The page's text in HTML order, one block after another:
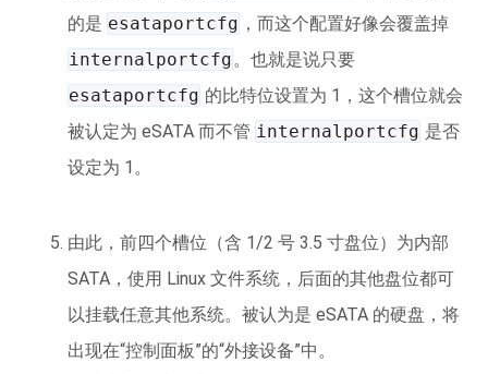
的是 esataportcfg ，而这个配置好像会覆盖掉
internalportcfg。也就是说只要
esataportcfg 的比特位设置为 1，这个槽位就会
被认定为 eSATA 而不管 internalportcfg 是否
设定为 1。
由此，前四个槽位（含 1/2 号 3.5 寸盘位）为内部
SATA，使用 Linux 文件系统，后面的其他盘位都可
以挂载任意其他系统。被认为是 eSATA 的硬盘，将
出现在“控制面板”的“外接设备”中。